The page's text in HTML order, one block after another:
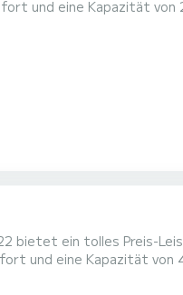
Urlaub auf dem Wasser
bietet ein tolles Preis-
Urlaub auf dem